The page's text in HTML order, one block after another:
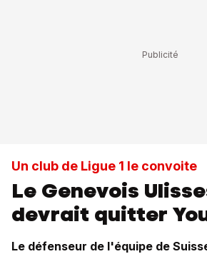
Un club de Ligue 1 le convoite
Le Genevois
devrait quitter
Le défenseur de l'équipe de